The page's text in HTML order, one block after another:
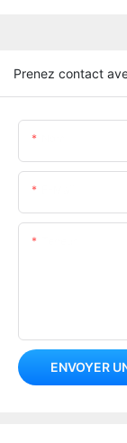
Prenez contact
ENVOYER